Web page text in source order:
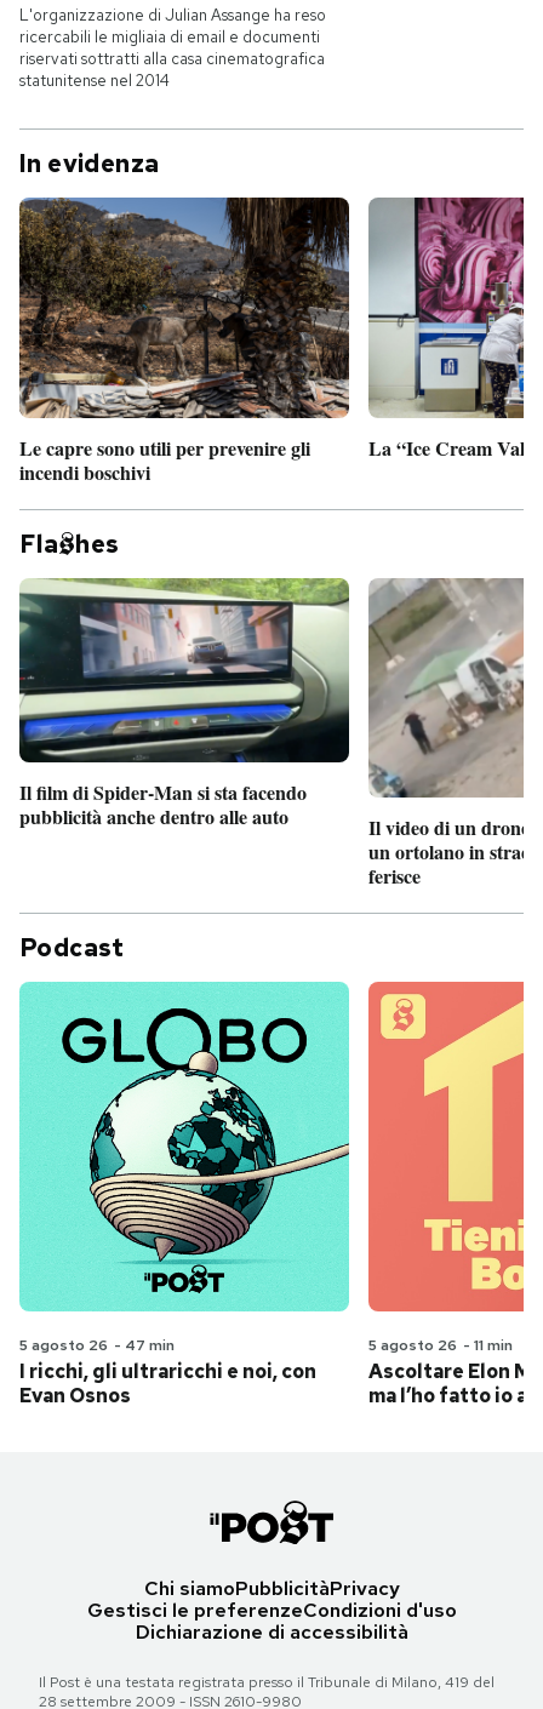
L'organizzazione di Julian Assange ha reso
ricercabili le migliaia di email e documenti
riservati sottratti alla casa cinematografica
statunitense nel 2014
In evidenza
Le capre sono utili per prevenire gli
incendi boschivi
La “Ice Cream
Fla hes
Il film di Spider-Man si sta facendo
pubblicità anche dentro alle auto
Il video di un drone
un ortolano in
ferisce
Podcast
5 agosto 26 - 47 min
I ricchi, gli ultraricchi e noi, con
Evan Osnos
5 agosto 26 - 11 min
Ascoltare Elon
ma l’ho fatto io
Chi siamoPubblicitàPrivacy
Gestisci le preferenzeCondizioni d'uso
Dichiarazione di accessibilità
Il Post è una testata registrata presso il Tribunale di Milano, 419 del
28 settembre 2009 - ISSN 2610-9980